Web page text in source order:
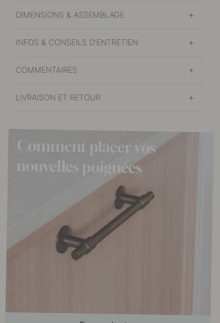
DIMENSIONS & ASSEMBLAGE
INFOS & CONSEILS D'ENTRETIEN
COMMENTAIRES
LIVRAISON ET RETOUR